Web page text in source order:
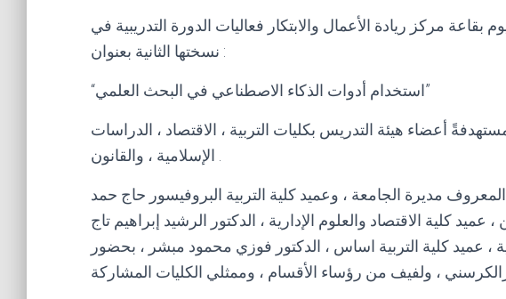
بقاعة مركز ريادة الأعمال والابتكار فعاليات الدورة التدريبية في
نسختها الثانية بعنوان :
“استخدام أدوات الذكاء الاصطناعي في البحث العلمي”
أعضاء هيئة التدريس بكليات التربية ، الاقتصاد ، الدراسات
مديرة الجامعة ، وعميد كلية التربية البروفيسور حاج حمد
عميد كلية الاقتصاد والعلوم الإدارية ، الدكتور الرشيد إبراهيم تاج
، عميد كلية التربية اساس ، الدكتور فوزي محمود مبشر ، بحضور